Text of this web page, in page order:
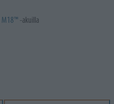
M18™ -akuilla